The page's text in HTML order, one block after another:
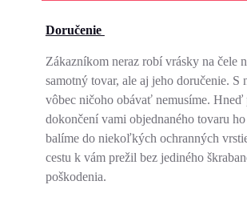
Doručenie
Zákazníkom neraz robí vrásky na čele
samotný tovar, ale aj jeho doručenie. S
vôbec ničoho obávať nemusíme. Hneď
dokončení vami objednaného tovaru
balíme do niekoľkých ochranných
cestu k vám prežil bez jediného
poškodenia.